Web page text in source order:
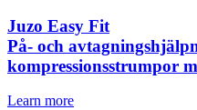
Juzo Easy Fit
På- och
kompressionsstrumpor
Learn more